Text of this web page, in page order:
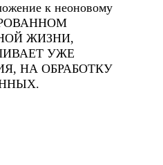
к неоновому
ЖИЗНИ,
УЖЕ
НА ОБРАБОТКУ